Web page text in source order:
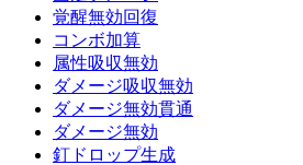
覚醒無効回復
コンボ加算
属性吸収無効
ダメージ吸収無効
ダメージ無効貫通
ダメージ無効
釘ドロップ生成